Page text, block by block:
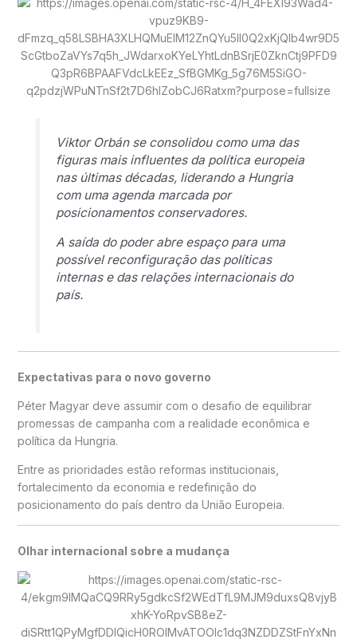
Viktor Orbán se consolidou como uma das
figuras mais influentes da política europeia
nas últimas décadas, liderando a Hungria
com uma agenda marcada por
posicionamentos conservadores.
A saída do poder abre espaço para uma
possível reconfiguração das políticas
internas e das relações internacionais do
país.
Expectativas para o novo governo
Péter Magyar deve assumir com o desafio de equilibrar
promessas de campanha com a realidade econômica e
política da Hungria.
Entre as prioridades estão reformas institucionais,
fortalecimento da economia e redefinição do
posicionamento do país dentro da União Europeia.
Olhar internacional sobre a mudança